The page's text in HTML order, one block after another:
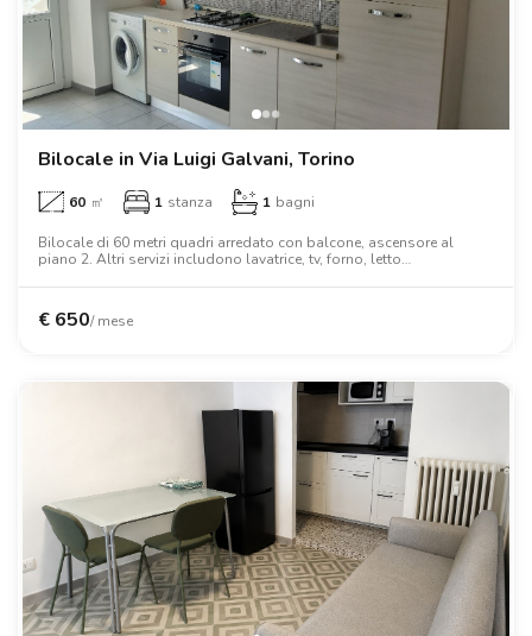
Bilocale in Via Luigi Galvani, Torino
60 ㎡ 1 stanza 1 bagni
Bilocale di 60 metri quadri arredato con balcone, ascensore al
piano 2. Altri servizi includono lavatrice, tv, forno, letto
€ 650/ mese